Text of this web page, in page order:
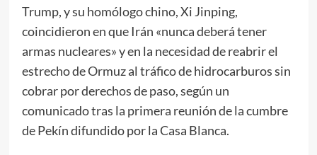
Trump, y su homólogo chino, Xi Jinping,
coincidieron en que Irán «nunca deberá tener
armas nucleares» y en la necesidad de reabrir el
estrecho de Ormuz al tráfico de hidrocarburos sin
cobrar por derechos de paso, según un
comunicado tras la primera reunión de la cumbre
de Pekín difundido por la Casa Blanca.